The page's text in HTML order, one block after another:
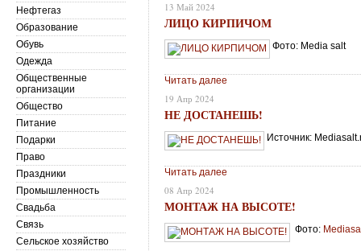
13 Май 2024
ЛИЦО КИРПИЧОМ
Фото: Media salt
Читать далее
19 Апр 2024
НЕ ДОСТАНЕШЬ!
Источник:
Читать далее
08 Апр 2024
МОНТАЖ НА ВЫСОТЕ!
Фото:
Нефтегаз
Образование
Обувь
Одежда
Общественные
организации
Общество
Питание
Подарки
Право
Праздники
Промышленность
Свадьба
Связь
Сельское хозяйство